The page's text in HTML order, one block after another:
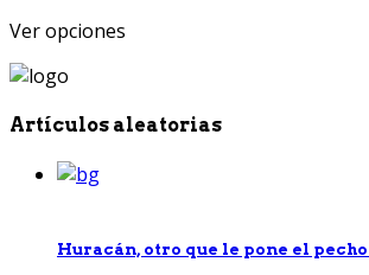
Ver opciones
Artículos aleatorias
Huracán, otro que le pone el